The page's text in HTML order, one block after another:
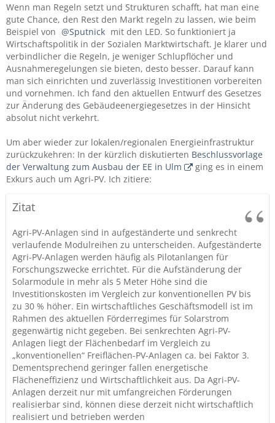
Wenn man Regeln setzt und Strukturen schafft, hat man eine
gute Chance, den Rest den Markt regeln zu lassen, wie beim
Beispiel von
Sputnick mit den LED. So funktioniert ja
Wirtschaftspolitik in der Sozialen Marktwirtschaft. Je klarer und
verbindlicher die Regeln, je weniger Schlupflöcher und
Ausnahmeregelungen sie bieten, desto besser. Darauf kann
man sich einrichten und zuverlässig Investitionen vorbereiten
und vornehmen. Ich fand den aktuellen Entwurf des Gesetzes
zur Änderung des Gebäudeenergiegesetzes in der Hinsicht
absolut nicht verkehrt.
Um aber wieder zur lokalen/regionalen Energieinfrastruktur
zurückzukehren: In der kürzlich diskutierten Beschlussvorlage
der Verwaltung zum Ausbau der EE in Ulm
ging es in einem
Exkurs auch um Agri-PV. Ich zitiere:
Zitat
Agri-PV-Anlagen sind in aufgeständerte und senkrecht
verlaufende Modulreihen zu unterscheiden. Aufgeständerte
Agri-PV-Anlagen werden häufig als Pilotanlangen für
Forschungszwecke errichtet. Für die Aufständerung der
Solarmodule in mehr als 5 Meter Höhe sind die
Investitionskosten im Vergleich zur konventionellen PV bis
zu 30 % höher. Ein wirtschaftliches Geschäftsmodell ist im
Rahmen des aktuellen Förderregimes für Solarstrom
gegenwärtig nicht gegeben. Bei senkrechten Agri-PV-
Anlagen liegt der Flächenbedarf im Vergleich zu
„konventionellen“ Freiflächen-PV-Anlagen ca. bei Faktor 3.
Dementsprechend geringer fallen energetische
Flächeneffizienz und Wirtschaftlichkeit aus. Da Agri-PV-
Anlagen derzeit nur mit umfangreichen Förderungen
realisierbar sind, können diese derzeit nicht wirtschaftlich
realisiert und betrieben werden